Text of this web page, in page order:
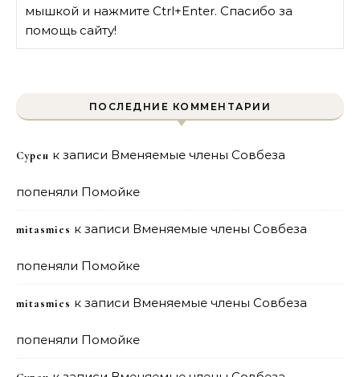
мышкой и нажмите Ctrl+Enter. Спасибо за
помощь сайту!
ПОСЛЕДНИЕ КОММЕНТАРИИ
Сурен к записи Вменяемые члены Совбеза
попеняли Помойке
mitasmies к записи Вменяемые члены Совбеза
попеняли Помойке
mitasmies к записи Вменяемые члены Совбеза
попеняли Помойке